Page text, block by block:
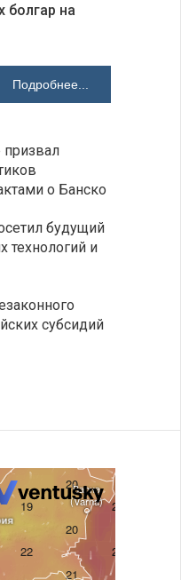
на
Подробнее...
о Банско
будущий
технологий и
субсидий